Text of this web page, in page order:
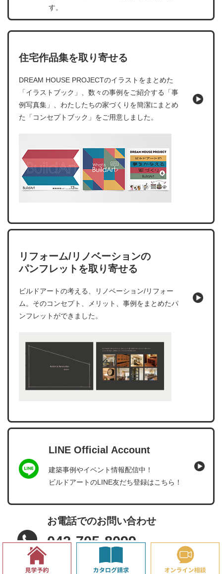
す。
住宅作品集を取り寄せる
DREAM HOUSE PROJECTのイラストをまとめた
「イラストブック」、数々の事例をご紹介する「事
例写真集」、わたしたちの家づくりを簡潔にまとめ
た「コンセプトブック」をご用意しました。
リフォーム/リノベーションの
パンフレットを取り寄せる
ビルドアートの考える、リノベーション/リフォー
ム。そのコンセプト、メリット、事例をまとめたパ
ンフレットができました。
LINE Official Account
建築事例やイベント情報配信中！
ビルドアートのLINE友だち登録はこちら！
お電話でのお問い合わせ
042-705-8099